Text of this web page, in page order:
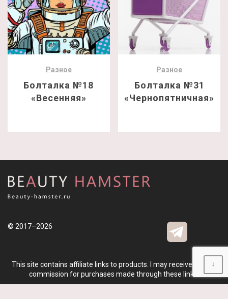
Разное
Болталка №18
«Весенняя»
Разное
Болталка №31
«Чернопятничная»
© 2017–2026
This site contains affiliate links to products. I may receive a small
commission for purchases made through these links.
↓